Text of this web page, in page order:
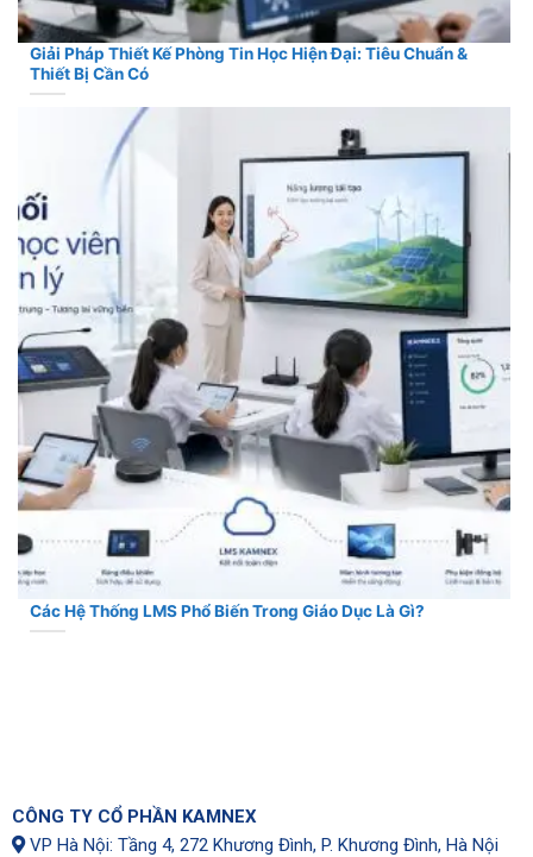
Giải Pháp Thiết Kế Phòng Tin Học Hiện Đại: Tiêu Chuẩn &
Thiết Bị Cần Có
Các Hệ Thống LMS Phổ Biến Trong Giáo Dục Là Gì?
CÔNG TY CỔ PHẦN KAMNEX
VP Hà Nội: Tầng 4, 272 Khương Đình, P. Khương Đình, Hà Nội